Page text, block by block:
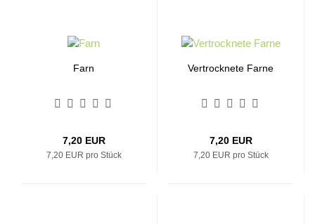
Farn
7,20 EUR
7,20 EUR pro Stück
Vertrocknete Farne
7,20 EUR
7,20 EUR pro Stück